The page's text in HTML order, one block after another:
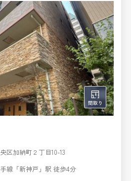
区加納町２丁目10-13
線「新神戸」駅 徒歩4分